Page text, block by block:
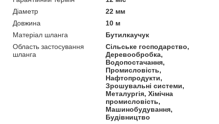
Діаметр
22 мм
Довжина
10 м
Матеріал шланга
Бутилкаучук
Область застосування
шланга
Сільське господарство,
Деревообробка,
Водопостачання,
Промисловість,
Нафтопродукти,
Зрошувальні системи,
Металургія, Хімічна
промисловість,
Машинобудування,
Будівництво